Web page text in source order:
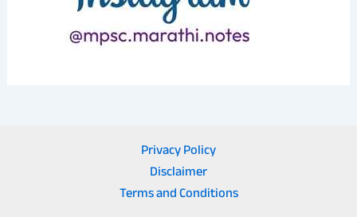
Privacy Policy
Disclaimer
Terms and Conditions